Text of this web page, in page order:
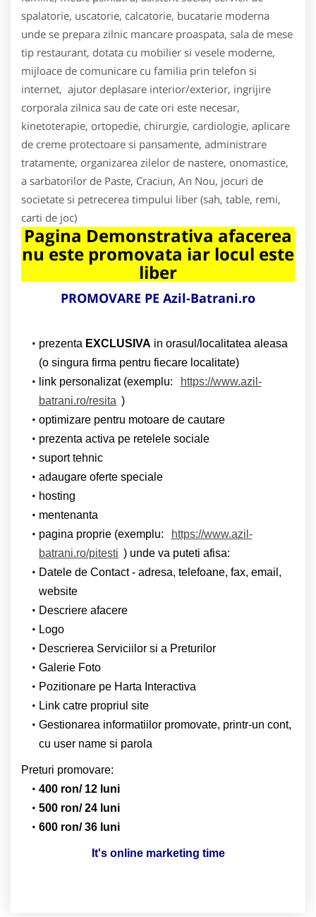
spalatorie, uscatorie, calcatorie, bucatarie moderna
unde se prepara zilnic mancare proaspata, sala de mese
tip restaurant, dotata cu mobilier si vesele moderne,
mijloace de comunicare cu familia prin telefon si
internet, ajutor deplasare interior/exterior, ingrijire
corporala zilnica sau de cate ori este necesar,
kinetoterapie, ortopedie, chirurgie, cardiologie, aplicare
de creme protectoare si pansamente, administrare
tratamente, organizarea zilelor de nastere, onomastice,
a sarbatorilor de Paste, Craciun, An Nou, jocuri de
societate si petrecerea timpului liber (sah, table, remi,
carti de joc)
Pagina Demonstrativa afacerea
nu este promovata iar locul este
liber
PROMOVARE PE Azil-Batrani.ro
prezenta EXCLUSIVA in orasul/localitatea aleasa
(o singura firma pentru fiecare localitate)
link personalizat (exemplu:
https://www.azil-
batrani.ro/resita )
optimizare pentru motoare de cautare
prezenta activa pe retelele sociale
suport tehnic
adaugare oferte speciale
hosting
mentenanta
pagina proprie (exemplu:
https://www.azil-
batrani.ro/pitesti ) unde va puteti afisa:
Datele de Contact - adresa, telefoane, fax, email,
website
Descriere afacere
Logo
Descrierea Serviciilor si a Preturilor
Galerie Foto
Pozitionare pe Harta Interactiva
Link catre propriul site
Gestionarea informatiilor promovate, printr-un cont,
cu user name si parola
Preturi promovare:
400 ron/ 12 luni
500 ron/ 24 luni
600 ron/ 36 luni
It's online marketing time